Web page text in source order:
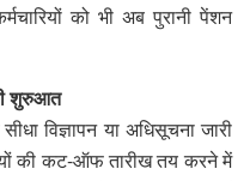
को भी अब पुरानी पेंशन
शुरुआत
विज्ञापन या अधिसूचना जारी
की कट-ऑफ तारीख तय करने में